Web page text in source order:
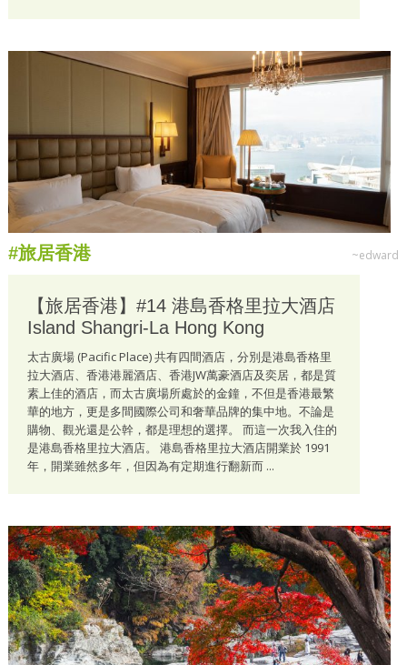
~edward
#旅居香港
【旅居香港】#14 港島香格里拉大酒店
Island Shangri-La Hong Kong
太古廣場 (Pacific Place) 共有四間酒店，分別是港島香格里
拉大酒店、香港港麗酒店、香港JW萬豪酒店及奕居，都是質
素上佳的酒店，而太古廣場所處於的金鐘，不但是香港最繁
華的地方，更是多間國際公司和奢華品牌的集中地。不論是
購物、觀光還是公幹，都是理想的選擇。 而這一次我入住的
是港島香格里拉大酒店。 港島香格里拉大酒店開業於 1991
年，開業雖然多年，但因為有定期進行翻新而 ...